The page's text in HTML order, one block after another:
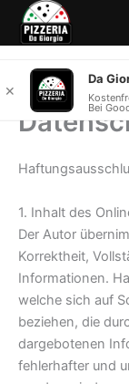
Inhalt
springen
1. Inhalt des
Der Autor
Korrektheit,
Informationen.
welche sich auf
beziehen, die
dargebotenen
fehlerhafter und
✕
Da
Bei